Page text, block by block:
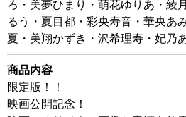
ろ・美夢ひまり・萌花ゆりあ・綾
るう・夏目都・彩央寿音・華央あ
夏・美翔かずき・沢希理寿・妃乃
商品内容
限定版！！
映画公開記念！